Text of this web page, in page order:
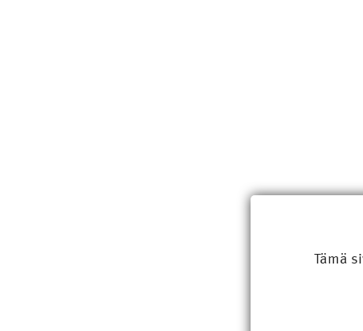
Tämä